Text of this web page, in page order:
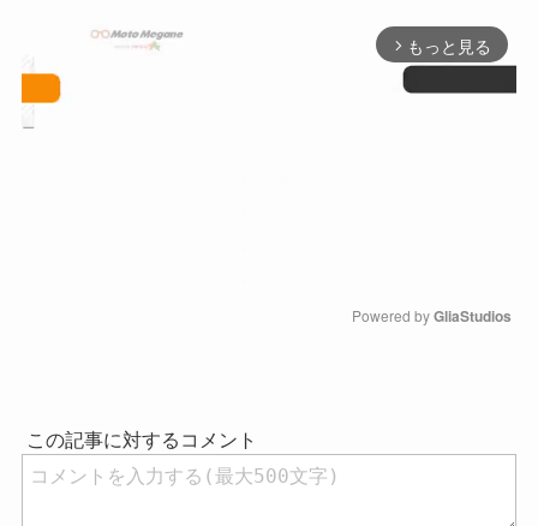
arrow_forward_ios もっと見る
Powered by GliaStudios